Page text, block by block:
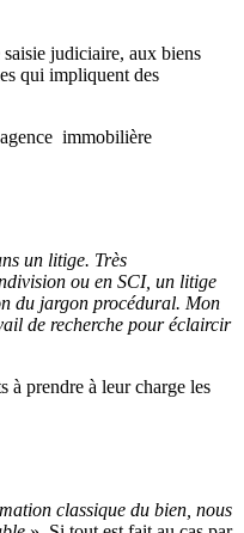
judiciaire, aux biens
qui impliquent des
immobilière
un litige. Très
ou en SCI, un litige
du jargon procédural. Mon
de recherche pour éclaircir
à prendre à leur charge les
classique du bien, nous